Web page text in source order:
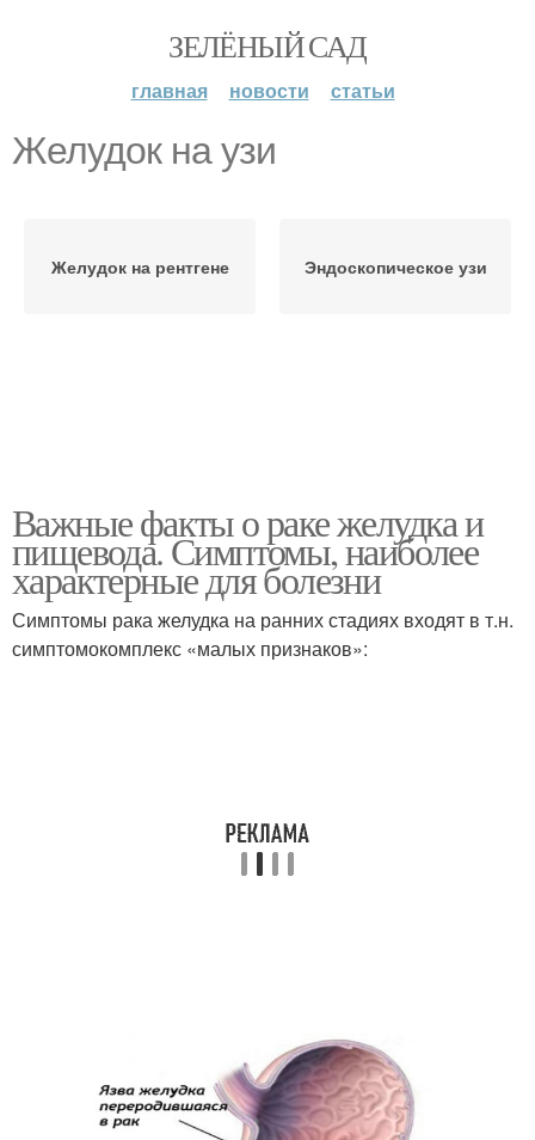
ЗЕЛЁНЫЙ САД
главная новости статьи
Желудок на узи
Желудок на рентгене Эндоскопическое узи
Важные факты о раке желудка и
пищевода. Симптомы, наиболее
характерные для болезни
Симптомы рака желудка на ранних стадиях входят в т.н.
симптомокомплекс «малых признаков»: